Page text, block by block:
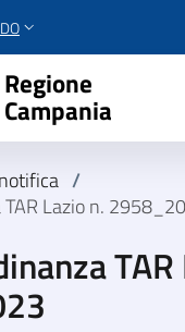
Regione
Regione
Campania
/
Lazio n.
TAR